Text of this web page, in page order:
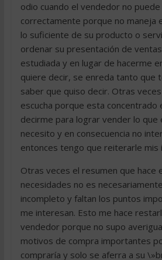
odio cuando el vendedor no
correctamente porque no maneja
lo suficiente de su producto o
ordenar su presentación de
estudiada y en lugar de hacerme
quiere decir, se enreda tanto que
saber que quiso decir. Otras
escucha porque esta concentrado
decirme para lograr vender lo que
necesito y en consecuencia no
entonces tengo que reiterarle mis
Otras veces el resumen que hace
necesidades no es
incompleto y faltan los puntos
me interesan. Esto me hace
vendedor porque no supo
motivos de compra importantes
compraría y solo se aferra a su